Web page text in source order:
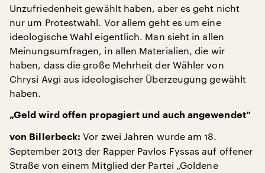
Unzufriedenheit gewählt haben, aber es geht nicht
nur um Protestwahl. Vor allem geht es um eine
ideologische Wahl eigentlich. Man sieht in allen
Meinungsumfragen, in allen Materialien, die wir
haben, dass die große Mehrheit der Wähler von
Chrysi Avgi aus ideologischer Überzeugung gewählt
haben.
„Geld wird offen propagiert und auch angewendet“
von Billerbeck: Vor zwei Jahren wurde am 18.
September 2013 der Rapper Pavlos Fyssas auf offener
Straße von einem Mitglied der Partei „Goldene